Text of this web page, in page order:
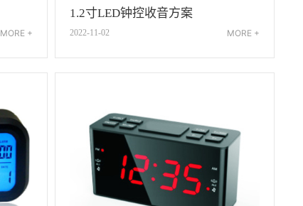
MORE +
1.2寸LED钟控收音方案
2022-11-02 MORE +